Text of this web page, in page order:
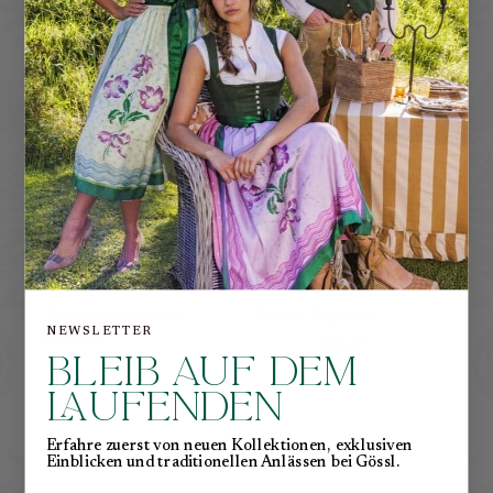
−59%
feminin
€720,00 €290,00
−66%
NEWSLETTER
BLEIB AUF DEM
LAUFENDEN
Erfahre zuerst von neuen Kollektionen, exklusiven
Einblicken und traditionellen Anlässen bei Gössl.